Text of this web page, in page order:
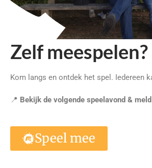
Zelf meespelen?
Kom langs en ontdek het spel. Iedereen
📍 Bekijk de volgende speelavond &
Speel mee